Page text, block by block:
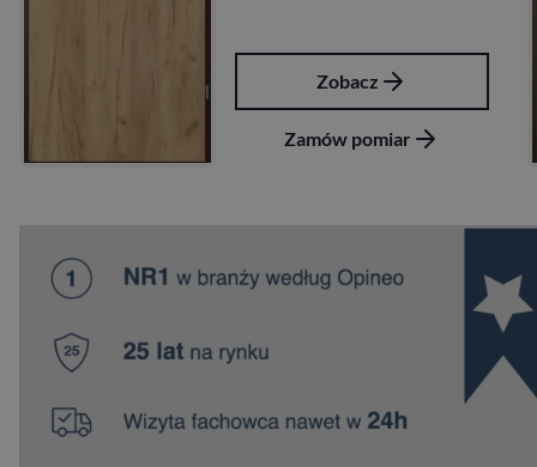
Zobacz
Zamów pomiar